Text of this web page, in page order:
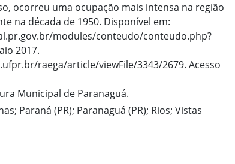
ocorreu uma ocupação mais intensa na região
na década de 1950. Disponível em:
modules/conteudo/conteudo.php?
2017.
raega/article/viewFile/3343/2679. Acesso
Municipal de Paranaguá.
Paraná (PR); Paranaguá (PR); Rios; Vistas